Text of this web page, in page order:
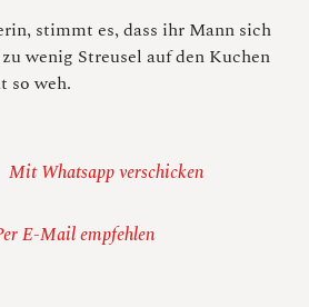
stimmt es, dass ihr Mann sich
wenig Streusel auf den Kuchen
so weh.
Mit Whatsapp verschicken
E-Mail empfehlen